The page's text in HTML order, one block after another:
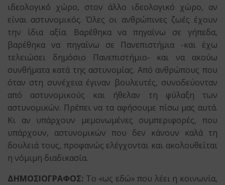
ιδεολογικό χώρο, στον άλλο ιδεολογικό χώρο, αν
είναι αστυνομικός. Όλες οι ανθρώπινες ζωές έχουν
την ίδια αξία. Βαρέθηκα να πηγαίνω σε γήπεδα,
βαρέθηκα να πηγαίνω σε Πανεπιστήμια -και έχω
τελειώσει δημόσιο Πανεπιστήμιο- και να ακούω
συνθήματα κατά της αστυνομίας. Από ανθρώπους που
όταν στη συνέχεια έγιναν βουλευτές, συνοδεύονταν
από αστυνομικούς και ήθελαν τη φύλαξη των
αστυνομικών. Πρέπει να τα αφήσουμε πίσω μας αυτά.
Κι αν υπάρχουν μεμονωμένες συμπεριφορές, που
υπάρχουν, αστυνομικών που δεν κάνουν καλά τη
δουλειά τους, προφανώς ελέγχονται και ακολουθείται
η νόμιμη διαδικασία.
ΔΗΜΟΣΙΟΓΡΑΦΟΣ: Το «ως εδώ» που λέει η κοινωνία,